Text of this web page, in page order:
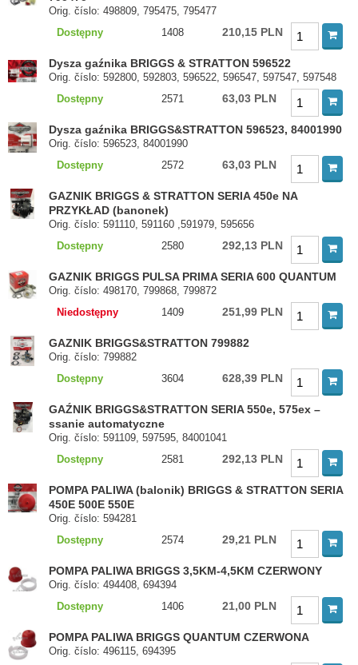
Orig. číslo: 498809, 795475, 795477
Dostępny
1408 210,15 PLN
Dysza gaźnika BRIGGS & STRATTON 596522
Orig. číslo: 592800, 592803, 596522, 596547, 597547, 597548
Dostępny
2571 63,03 PLN
Dysza gaźnika BRIGGS&STRATTON 596523, 84001990
Orig. číslo: 596523, 84001990
Dostępny
2572 63,03 PLN
GAZNIK BRIGGS & STRATTON SERIA 450e NA
PRZYKŁAD (banonek)
Orig. číslo: 591110, 591160 ,591979, 595656
Dostępny
2580 292,13 PLN
GAZNIK BRIGGS PULSA PRIMA SERIA 600 QUANTUM
Orig. číslo: 498170, 799868, 799872
Niedostępny
1409 251,99 PLN
GAZNIK BRIGGS&STRATTON 799882
Orig. číslo: 799882
Dostępny
3604 628,39 PLN
GAŹNIK BRIGGS&STRATTON SERIA 550e, 575ex –
ssanie automatyczne
Orig. číslo: 591109, 597595, 84001041
Dostępny
2581 292,13 PLN
POMPA PALIWA (balonik) BRIGGS & STRATTON SERIA
450E 500E 550E
Orig. číslo: 594281
Dostępny
2574 29,21 PLN
POMPA PALIWA BRIGGS 3,5KM-4,5KM CZERWONY
Orig. číslo: 494408, 694394
Dostępny
1406 21,00 PLN
POMPA PALIWA BRIGGS QUANTUM CZERWONA
Orig. číslo: 496115, 694395